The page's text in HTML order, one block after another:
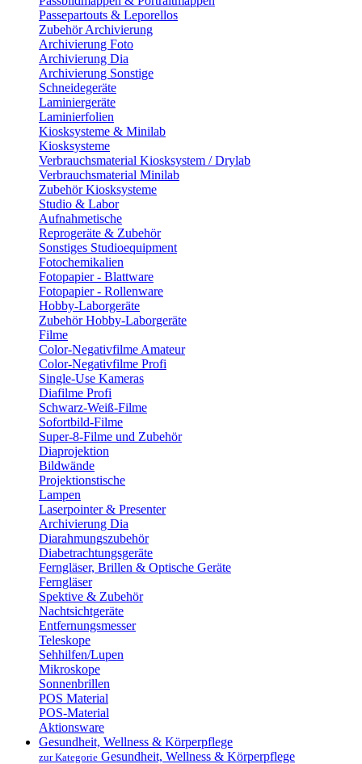
Passepartouts & Leporellos
Zubehör Archivierung
Archivierung Foto
Archivierung Dia
Archivierung Sonstige
Schneidegeräte
Laminiergeräte
Laminierfolien
Kiosksysteme & Minilab
Kiosksysteme
Verbrauchsmaterial Kiosksystem / Drylab
Verbrauchsmaterial Minilab
Zubehör Kiosksysteme
Studio & Labor
Aufnahmetische
Reprogeräte & Zubehör
Sonstiges Studioequipment
Fotochemikalien
Fotopapier - Blattware
Fotopapier - Rollenware
Hobby-Laborgeräte
Zubehör Hobby-Laborgeräte
Filme
Color-Negativfilme Amateur
Color-Negativfilme Profi
Single-Use Kameras
Diafilme Profi
Schwarz-Weiß-Filme
Sofortbild-Filme
Super-8-Filme und Zubehör
Diaprojektion
Bildwände
Projektionstische
Lampen
Laserpointer & Presenter
Archivierung Dia
Diarahmungszubehör
Diabetrachtungsgeräte
Ferngläser, Brillen & Optische Geräte
Ferngläser
Spektive & Zubehör
Nachtsichtgeräte
Entfernungsmesser
Teleskope
Sehhilfen/Lupen
Mikroskope
Sonnenbrillen
POS Material
POS-Material
Aktionsware
Gesundheit, Wellness & Körperpflege
zur Kategorie Gesundheit, Wellness & Körperpflege